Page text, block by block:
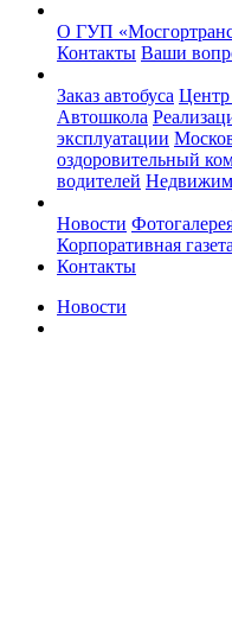
О ГУП
Контакты Ваши
Заказ автобуса Центр
Автошкола
эксплуатации
оздоровительный
водителей
Новости
Корпоративная газета
Контакты
Новости